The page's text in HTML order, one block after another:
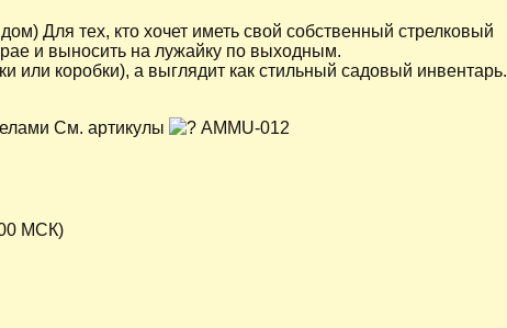
Для тех, кто хочет иметь свой собственный стрелковый
и выносить на лужайку по выходным.
или коробки), а выглядит как стильный садовый инвентарь.
См. артикулы AMMU-012
МСК)